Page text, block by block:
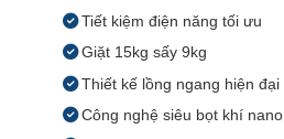
Tiết kiệm điện năng tối ưu
Giặt 15kg sấy 9kg
Thiết kế lồng ngang hiện đại
Công nghệ siêu bọt khí nano